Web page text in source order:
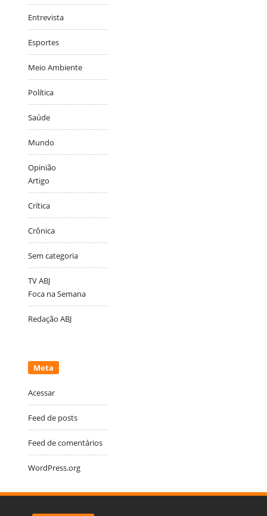
Entrevista
Esportes
Meio Ambiente
Política
Saúde
Mundo
Opinião
Artigo
Crítica
Crônica
Sem categoria
TV ABJ
Foca na Semana
Redação ABJ
Meta
Acessar
Feed de posts
Feed de comentários
WordPress.org